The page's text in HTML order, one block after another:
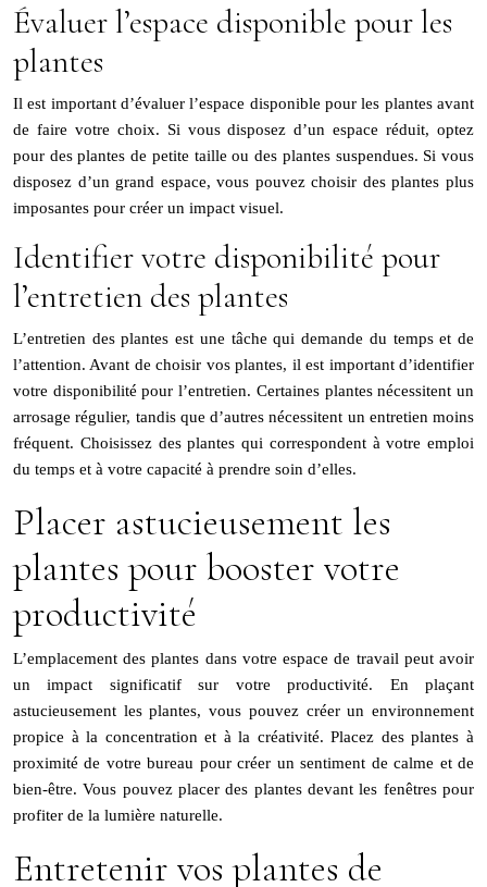
Évaluer l’espace disponible pour les
plantes
Il est important d’évaluer l’espace disponible pour les plantes avant
de faire votre choix. Si vous disposez d’un espace réduit, optez
pour des plantes de petite taille ou des plantes suspendues. Si vous
disposez d’un grand espace, vous pouvez choisir des plantes plus
imposantes pour créer un impact visuel.
Identifier votre disponibilité pour
l’entretien des plantes
L’entretien des plantes est une tâche qui demande du temps et de
l’attention. Avant de choisir vos plantes, il est important d’identifier
votre disponibilité pour l’entretien. Certaines plantes nécessitent un
arrosage régulier, tandis que d’autres nécessitent un entretien moins
fréquent. Choisissez des plantes qui correspondent à votre emploi
du temps et à votre capacité à prendre soin d’elles.
Placer astucieusement les
plantes pour booster votre
productivité
L’emplacement des plantes dans votre espace de travail peut avoir
un impact significatif sur votre productivité. En plaçant
astucieusement les plantes, vous pouvez créer un environnement
propice à la concentration et à la créativité. Placez des plantes à
proximité de votre bureau pour créer un sentiment de calme et de
bien-être. Vous pouvez placer des plantes devant les fenêtres pour
profiter de la lumière naturelle.
Entretenir vos plantes de